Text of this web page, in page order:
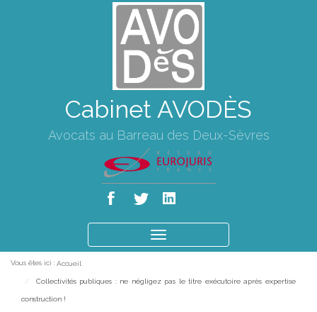
Cabinet AVODÈS
Avocats au Barreau des Deux-Sèvres
le
Vous êtes ici : Accueil
Collectivités publiques : ne négligez pas le titre exécutoire après expertise
construction !